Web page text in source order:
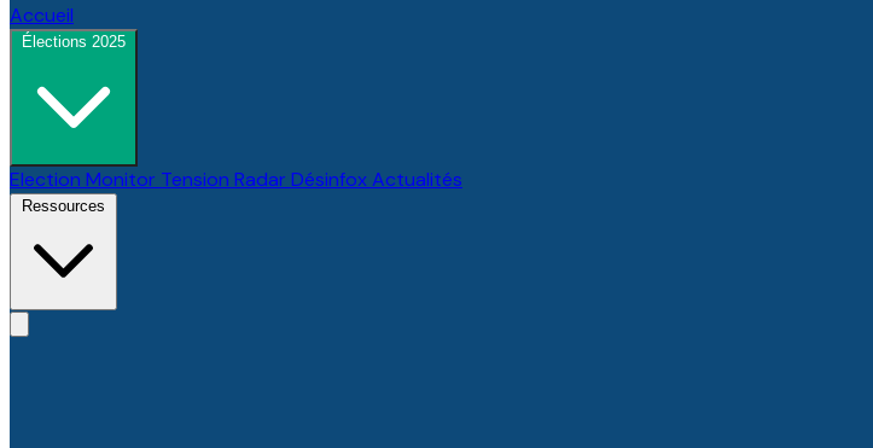
Accueil
Élections 2025
Election Monitor Tension Radar DésinfoxActualités
Ressources